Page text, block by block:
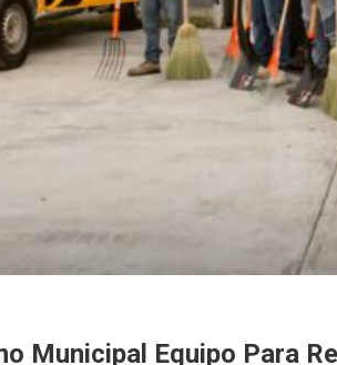
Municipal Equipo Para